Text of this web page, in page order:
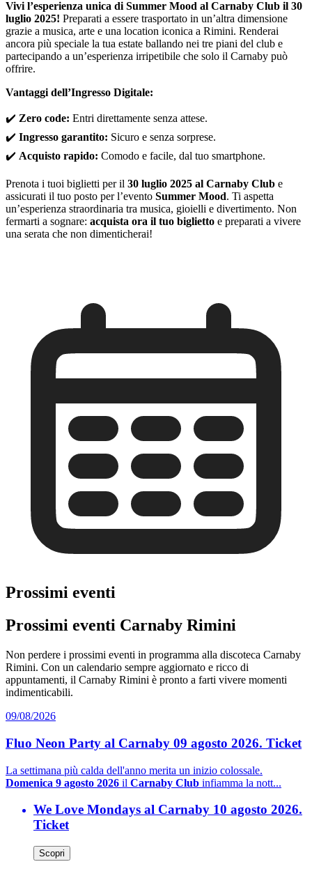
Vivi l’esperienza unica di Summer Mood al Carnaby Club il 30
luglio 2025! Preparati a essere trasportato in un’altra dimensione
grazie a musica, arte e una location iconica a Rimini. Renderai
ancora più speciale la tua estate ballando nei tre piani del club e
partecipando a un’esperienza irripetibile che solo il Carnaby può
offrire.
Vantaggi dell’Ingresso Digitale:
✔️ Zero code: Entri direttamente senza attese.
✔️ Ingresso garantito: Sicuro e senza sorprese.
✔️ Acquisto rapido: Comodo e facile, dal tuo smartphone.
Prenota i tuoi biglietti per il 30 luglio 2025 al Carnaby Club e
assicurati il tuo posto per l’evento Summer Mood. Ti aspetta
un’esperienza straordinaria tra musica, gioielli e divertimento. Non
fermarti a sognare: acquista ora il tuo biglietto e preparati a vivere
una serata che non dimenticherai!
Prossimi eventi
Prossimi eventi Carnaby Rimini
Non perdere i prossimi eventi in programma alla discoteca Carnaby
Rimini. Con un calendario sempre aggiornato e ricco di
appuntamenti, il Carnaby Rimini è pronto a farti vivere momenti
indimenticabili.
09/08/2026
Fluo Neon Party al Carnaby 09 agosto 2026. Ticket
La settimana più calda dell'anno merita un inizio colossale.
Domenica 9 agosto 2026 il Carnaby Club infiamma la nott...
We Love Mondays al Carnaby 10 agosto 2026.
Ticket
Scopri